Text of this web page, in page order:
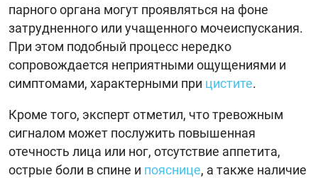
парного органа могут проявляться на фоне
затрудненного или учащенного мочеиспускания.
При этом подобный процесс нередко
сопровождается неприятными ощущениями и
симптомами, характерными при цистите.
Кроме того, эксперт отметил, что тревожным
сигналом может послужить повышенная
отечность лица или ног, отсутствие аппетита,
острые боли в спине и пояснице, а также наличие